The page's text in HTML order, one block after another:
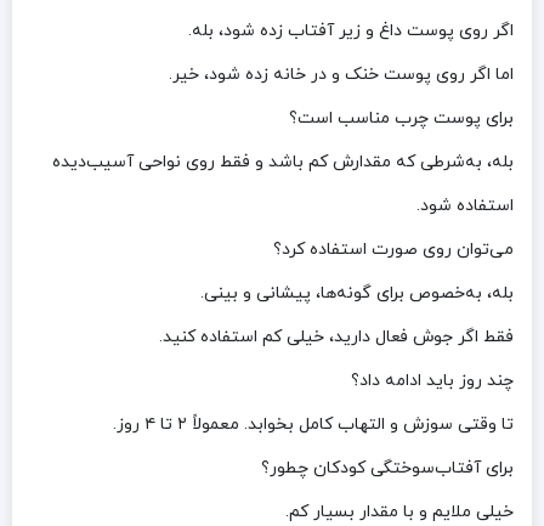
اگر روی پوست داغ و زیر آفتاب زده شود، بله.
اما اگر روی پوست خنک و در خانه زده شود، خیر.
برای پوست چرب مناسب است؟
بله، به‌شرطی که مقدارش کم باشد و فقط روی نواحی آسیب‌دیده
استفاده شود.
می‌توان روی صورت استفاده کرد؟
بله، به‌خصوص برای گونه‌ها، پیشانی و بینی.
فقط اگر جوش فعال دارید، خیلی کم استفاده کنید.
چند روز باید ادامه داد؟
تا وقتی سوزش و التهاب کامل بخوابد. معمولاً ۲ تا ۴ روز.
برای آفتاب‌سوختگی کودکان چطور؟
خیلی ملایم و با مقدار بسیار کم.